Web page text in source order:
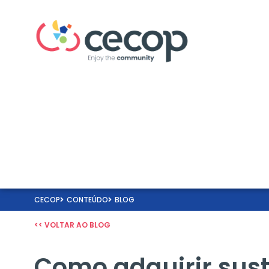
CECOP CONTEÚDO BLOG
<< VOLTAR AO BLOG